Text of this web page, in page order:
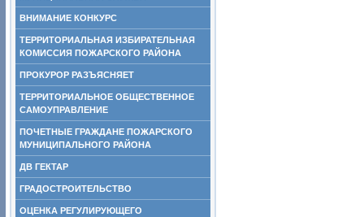
ВНИМАНИЕ КОНКУРС
ТЕРРИТОРИАЛЬНАЯ ИЗБИРАТЕЛЬНАЯ
КОМИССИЯ ПОЖАРСКОГО РАЙОНА
ПРОКУРОР РАЗЪЯСНЯЕТ
ТЕРРИТОРИАЛЬНОЕ ОБЩЕСТВЕННОЕ
САМОУПРАВЛЕНИЕ
ПОЧЕТНЫЕ ГРАЖДАНЕ ПОЖАРСКОГО
МУНИЦИПАЛЬНОГО РАЙОНА
ДВ ГЕКТАР
ГРАДОСТРОИТЕЛЬСТВО
ОЦЕНКА РЕГУЛИРУЮЩЕГО